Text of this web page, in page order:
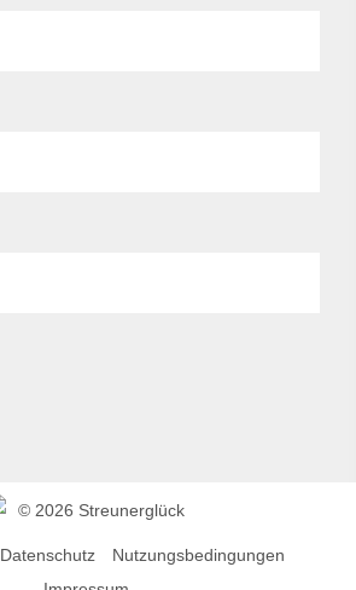
© 2026 Streunerglück
Datenschutz
Nutzungsbedingungen